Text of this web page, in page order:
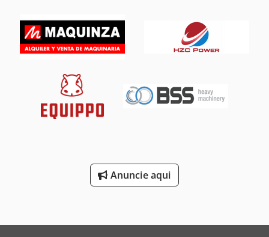
eixo Z: 450 mm Amplitude de rotação do eixo B: +110 a
−110° Amplitude de rotação do eixo C: 360° Avanço Avanço
rápido dos eixos X, Y e Z: 50.000 mm/min Avanço rápido do
eixo B: 30 min⁻¹ Avanço rápido do eixo C: 50 min⁻¹
série: 30 Expansão do magazém de ferramentas: 210
posições de ferramentas Preparação para expansão para
240 posições de ferramentas Sistema de paletes Número
de paletes: 10 Tamanho da palete: Ø 130 mm Suporte da
Potência do motor: 7,5/11 kW Torque do eixo: máx. 70 Nm
até 1.500 min⁻¹ Suporte do eixo: HSK 63A Funções
Anuncie aqui